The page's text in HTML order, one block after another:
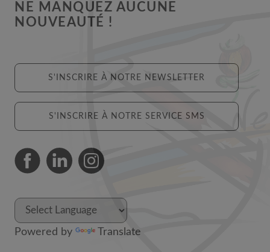
NE MANQUEZ AUCUNE
NOUVEAUTÉ !
S'INSCRIRE À NOTRE NEWSLETTER
S'INSCRIRE À NOTRE SERVICE SMS
Powered by Translate